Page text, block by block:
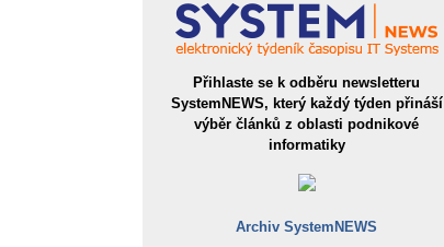
Přihlaste se k odběru newsletteru
SystemNEWS, který každý týden přináší
výběr článků z oblasti podnikové
informatiky
Archiv SystemNEWS